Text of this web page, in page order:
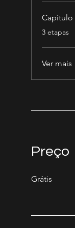
Capítulo
.
3 etapas
Ver mais
Preço
Grátis